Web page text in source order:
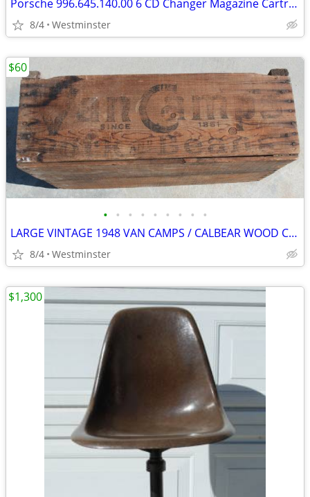
Porsche 996.645.140.00 6 CD Changer Magazine Cartridge
8/4 Westminster
• • • • • • • • •
LARGE VINTAGE 1948 VAN CAMPS / CALBEAR WOOD CRATE PORK & BEANS
8/4 Westminster
$60
$1,300